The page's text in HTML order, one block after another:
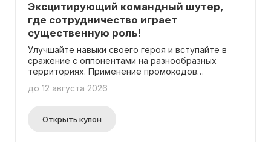
Эксцитирующий командный шутер,
где сотрудничество играет
существенную роль!
Улучшайте навыки своего героя и вступайте в
сражение с оппонентами на разнообразных
территориях. Применение промокодов
до 12 августа 2026
Открыть купон